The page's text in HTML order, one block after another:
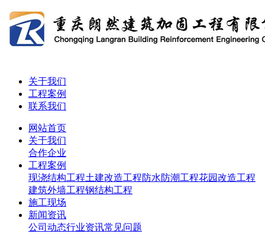
关于我们
工程案例
联系我们
网站首页
关于我们
合作企业
工程案例
现浇结构工程土建改造工程防水防潮工程花园改造工程
建筑外墙工程钢结构工程
施工现场
新闻资讯
公司动态行业资讯常见问题